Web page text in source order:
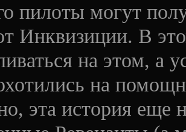
пилоты могут
Инквизиции. В
на этом, а
на
эта история еще